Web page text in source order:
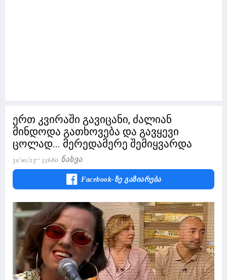
ერთ კვირაში გავიცანი, ძალიან
მინდოდა გათხოვება და გავყევი
ცოლად... მერედამერე შემიყვარდა
31/10/23 35680 Ნახვა
Facebook-Ზე Გაზიარება